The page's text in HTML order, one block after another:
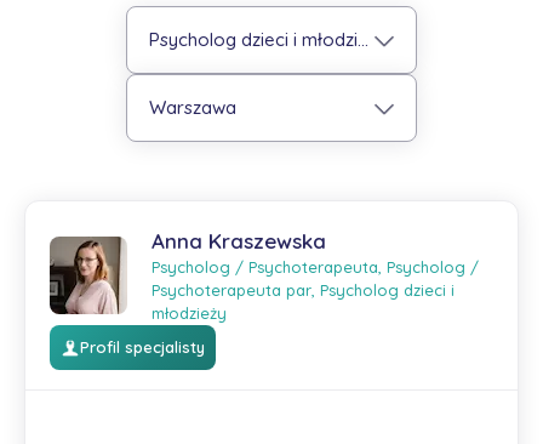
Psycholog dzieci i młodzieży
Warszawa
Anna Kraszewska
Psycholog / Psychoterapeuta, Psycholog /
Psychoterapeuta par, Psycholog dzieci i
młodzieży
Profil specjalisty